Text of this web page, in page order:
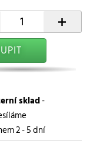
+
sklad-
2 - 5 dní